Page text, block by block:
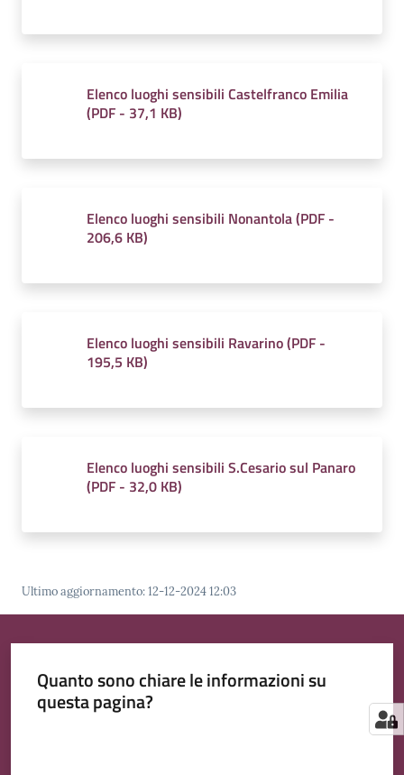
Elenco luoghi sensibili Castelfranco Emilia
(PDF - 37,1 KB)
Elenco luoghi sensibili Nonantola(PDF -
206,6 KB)
Elenco luoghi sensibili Ravarino(PDF -
195,5 KB)
Elenco luoghi sensibili S.Cesario sul Panaro
(PDF - 32,0 KB)
Ultimo aggiornamento:12-12-2024 12:03
Quanto sono chiare le informazioni su
questa pagina?